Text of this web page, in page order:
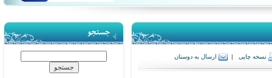
جستجو
چاپی | ارسال به دوستان